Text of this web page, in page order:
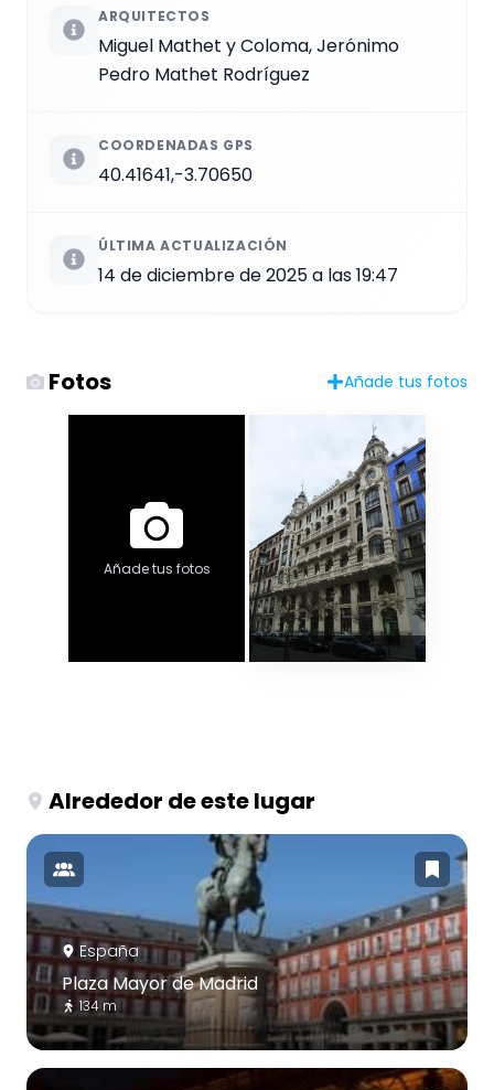
ARQUITECTOS
Miguel Mathet y Coloma, Jerónimo
Pedro Mathet Rodríguez
COORDENADAS GPS
40.41641,-3.70650
ÚLTIMA ACTUALIZACIÓN
14 de diciembre de 2025 a las 19:47
Fotos Añade tus fotos
Añade tus fotos
Alrededor de este lugar
España
Plaza Mayor de Madrid
134 m